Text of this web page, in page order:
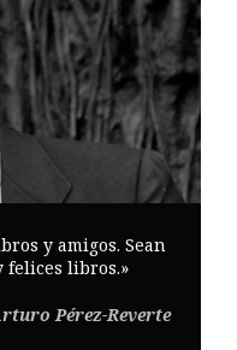
y amigos. Sean
felices libros.»
Pérez-Reverte